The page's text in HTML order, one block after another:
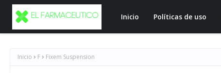
Inicio Políticas de uso
Inicio F Fixem Suspension